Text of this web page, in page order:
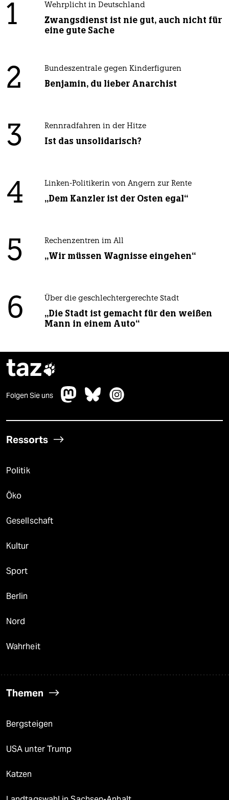
1 Wehrplicht in Deutschland
Zwangsdienst ist nie gut, auch nicht für
eine gute Sache
2 Bundeszentrale gegen Kinderfiguren
Benjamin, du lieber Anarchist
3 Rennradfahren in der Hitze
Ist das unsolidarisch?
4 Linken-Politikerin von Angern zur Rente
„Dem Kanzler ist der Osten egal“
5 Rechenzentren im All
„Wir müssen Wagnisse eingehen“
6 Über die geschlechtergerechte Stadt
„Die Stadt ist gemacht für den weißen
Mann in einem Auto“
taz
Folgen Sie uns
Ressorts
Politik
Öko
Gesellschaft
Kultur
Sport
Berlin
Nord
Wahrheit
Themen
Bergsteigen
USA unter Trump
Katzen